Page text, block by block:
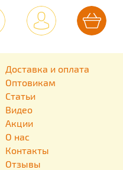
Доставка и оплата
Оптовикам
Статьи
Видео
Акции
О нас
Контакты
Отзывы